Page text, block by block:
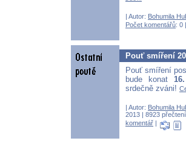
| Autor: Bohumila
Počet komentářů: 0
Pouť smíření
Pouť smíření
bude konat
srdečně zváni!
| Autor: Bohumila
2013 | 8923
komentář |